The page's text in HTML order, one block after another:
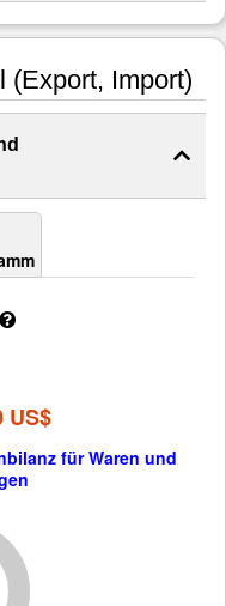
(Export, Import)
US$
für Waren und